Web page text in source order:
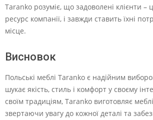
Taranko розуміє, що задоволені клієнти
ресурс компанії, і завжди ставить їхні
місце.
Висновок
Польські меблі Taranko є надійним
шукає якість, стиль і комфорт у своєму
своїм традиціям, Taranko виготовляє меблі
звертаючи увагу до кожної деталі та